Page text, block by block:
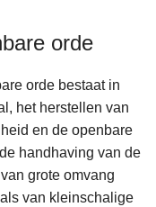
orde
orde bestaat in
het herstellen van
en de openbare
handhaving van de
grote omvang
van kleinschalige